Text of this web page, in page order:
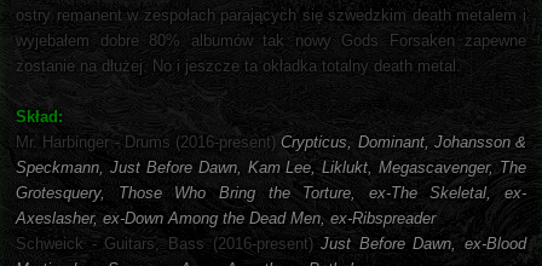
ostry remanent w zespołach parających się szwedzkim death metalem i
wyjebałem dobre 80% albumów tak nowy Gods Forsaken zapewne
zostanie na dłużej. No i jeszcze ta okładka totalny death metal.
Skład:
Mr. Harbinger - Drums (2016-present)Crypticus, Dominant, Johansson &
Speckmann, Just Before Dawn, Kam Lee, Liklukt, Megascavenger, The
Grotesquery, Those Who Bring the Torture, ex-The Skeletal, ex-
Axeslasher, ex-Down Among the Dead Men, ex-Ribspreader
Schweick - Guitars, Bass (2016-present)Just Before Dawn, ex-Blood